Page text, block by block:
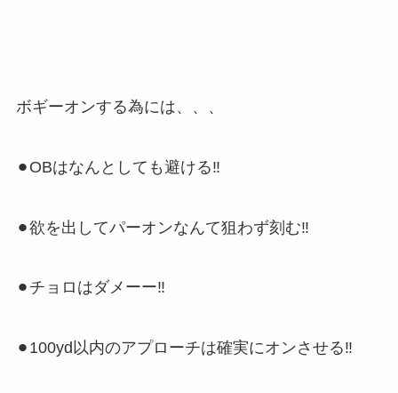
ボギーオンする為には、、、
⚫︎OBはなんとしても避ける‼︎
⚫︎欲を出してパーオンなんて狙わず刻む‼︎
⚫︎チョロはダメーー‼︎
⚫︎100yd以内のアプローチは確実にオンさせる‼︎